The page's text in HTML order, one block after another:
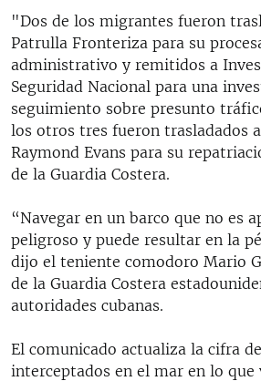
"Dos de los migrantes fueron
Patrulla Fronteriza para su
administrativo y remitidos a
Seguridad Nacional para una
seguimiento sobre presunto
los otros tres fueron trasladados
Raymond Evans para su
de la Guardia Costera.
“Navegar en un barco que no es
peligroso y puede resultar en la
dijo el teniente comodoro Mario
de la Guardia Costera
autoridades cubanas.
El comunicado actualiza la cifra
interceptados en el mar en lo que